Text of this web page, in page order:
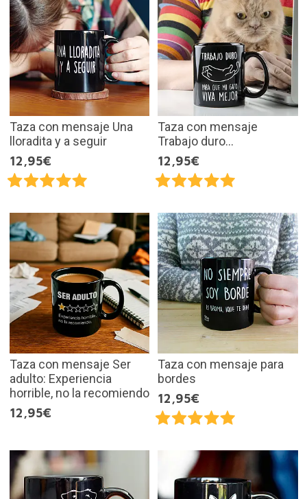
Taza con mensaje Una
lloradita y a seguir
12,95€
Taza con mensaje
Trabajo duro...
12,95€
Taza con mensaje Ser
adulto: Experiencia
horrible, no la recomiendo
12,95€
Taza con mensaje para
bordes
12,95€